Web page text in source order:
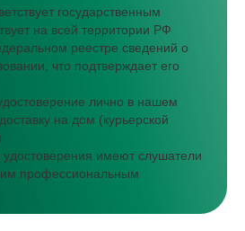
государственным
на всей территории РФ
реестре сведений о
что подтверждает его
лично в нашем
на дом (курьерской
имеют слушатели
профессиональным